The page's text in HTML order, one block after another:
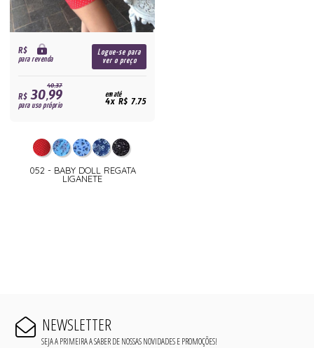
R$
para revenda
Logue-se para
ver o preço
40,37
R$30,99
para uso próprio
em até
4x R$ 7,75
052 - BABY DOLL REGATA
LIGANETE
NEWSLETTER
SEJA A PRIMEIRA A SABER DE NOSSAS NOVIDADES E PROMOÇÕES!